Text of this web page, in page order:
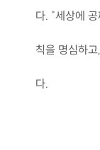
다. "세상에
칙을 명심하
다.